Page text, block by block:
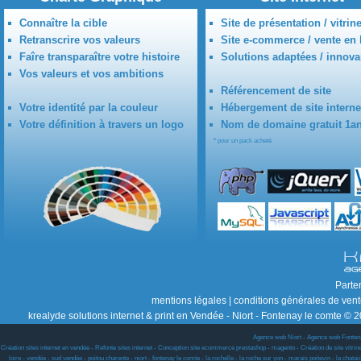
Connaître la cible
Retranscrire vos valeurs
Faîre transparaître votre histoire
Vos valeurs et vos ambitions
Votre identité par la couleur
Votre définition à travers un logo
Site de présentation /
Site e-commerce / vente en
Solutions adaptées /
Référencement de site
Hébergement de site
Nom de domaine gratuit
* pour un pack acheté
mentions légales
conditions générales de
krealyde solutions internet & print en Vendée - Niort - Fontenay le comte ©
Agence web Niort - Agence web
Création sites internet en vendée - Refonte sites internet - Conception site ecommerce prestashop - magento - Création de site
loire - vendée - sud vendée - poitou charente - niort - fontenay le comte - la rochelle - la roche sur yon - marais poitevin - la